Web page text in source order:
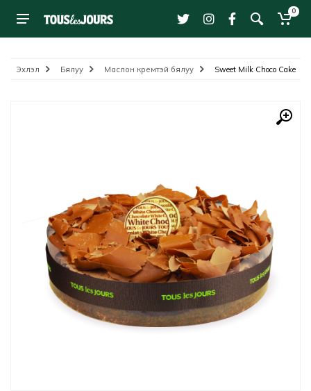
0
Эхлэл Бялуу Маслон кремтэй бялуу Sweet Milk Choco Cake #4